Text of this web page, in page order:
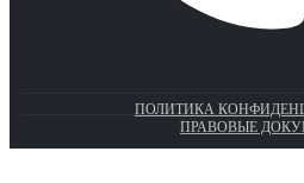
ПОЛИТИКА
ПРАВОВЫЕ